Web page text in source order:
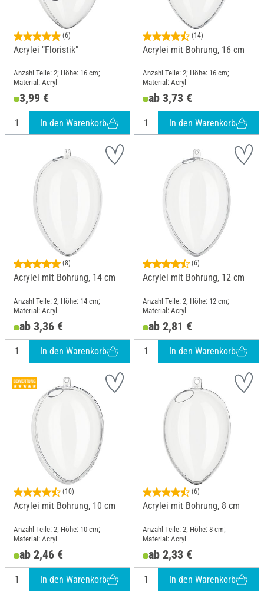
(6)
Acrylei "Floristik"
Anzahl Teile: 2; Höhe: 16 cm;
Material: Acryl
3,99 €
In den Warenkorb
(14)
Acrylei mit Bohrung, 16 cm
Anzahl Teile: 2; Höhe: 16 cm;
Material: Acryl
ab 3,73 €
In den Warenkorb
(8)
Acrylei mit Bohrung, 14 cm
Anzahl Teile: 2; Höhe: 14 cm;
Material: Acryl
ab 3,36 €
In den Warenkorb
(6)
Acrylei mit Bohrung, 12 cm
Anzahl Teile: 2; Höhe: 12 cm;
Material: Acryl
ab 2,81 €
In den Warenkorb
(10)
Acrylei mit Bohrung, 10 cm
Anzahl Teile: 2; Höhe: 10 cm;
Material: Acryl
ab 2,46 €
In den Warenkorb
(6)
Acrylei mit Bohrung, 8 cm
Anzahl Teile: 2; Höhe: 8 cm;
Material: Acryl
ab 2,33 €
In den Warenkorb